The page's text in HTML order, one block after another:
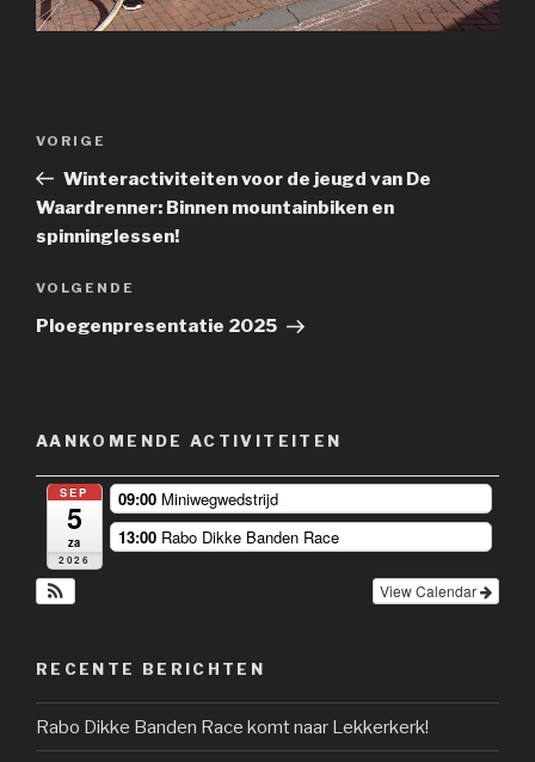
Vorig
bericht
VORIGE
Winteractiviteiten voor de jeugd van De
Waardrenner: Binnen mountainbiken en
spinninglessen!
Volgend
Bericht
VOLGENDE
Ploegenpresentatie 2025
AANKOMENDE ACTIVITEITEN
SEP
5
za
2026
09:00 Miniwegwedstrijd
13:00 Rabo Dikke Banden Race
View Calendar
RECENTE BERICHTEN
Rabo Dikke Banden Race komt naar Lekkerkerk!